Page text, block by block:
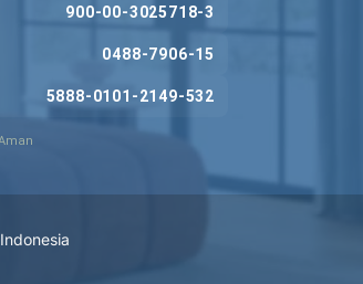
900-00-3025718-3
0488-7906-15
5888-0101-2149-532